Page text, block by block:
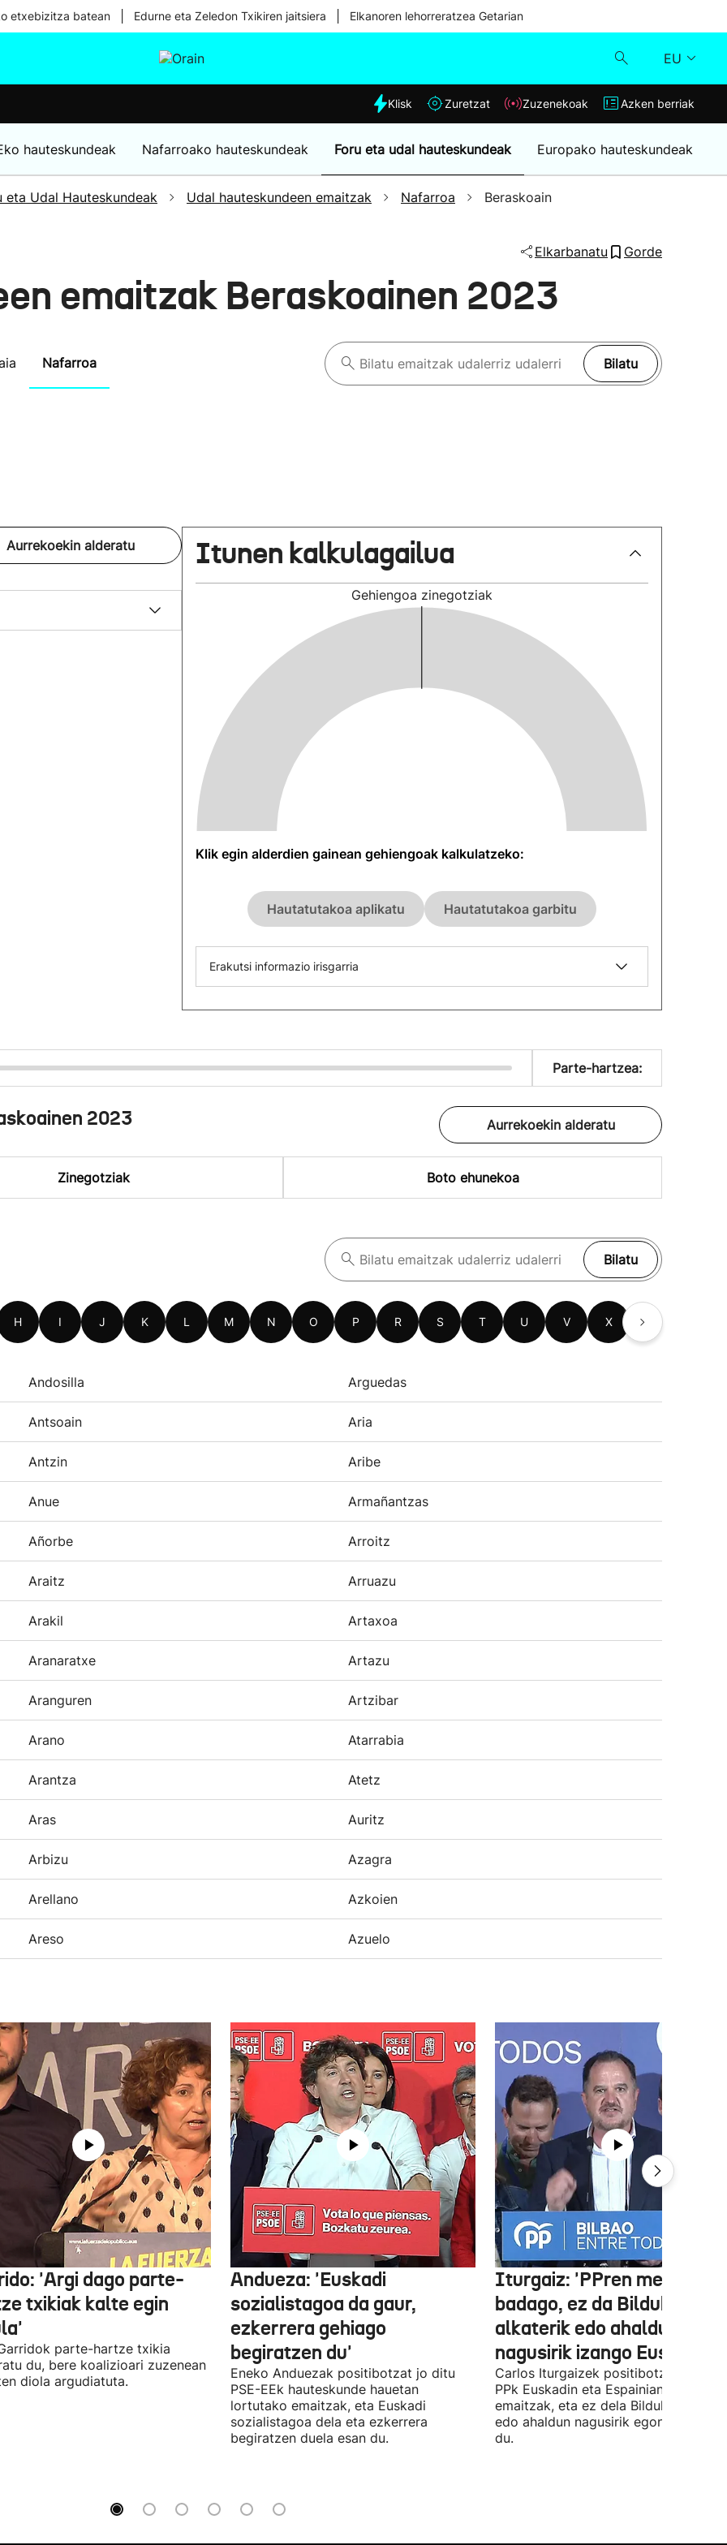
etxebizitza batean Edurne eta Zeledon Txikiren jaitsiera Elkanoren lehorreratzea Getarian
EU
Eguraldia
Klisk
Zuzenekoak
Azken berriak
Klisk Zuretzat Zuzenekoak Azken berriak
hauteskundeak Nafarroako hauteskundeak Foru eta udal hauteskundeak Europako hauteskundeak
eta Udal Hauteskundeak Udal hauteskundeen emaitzak Nafarroa Beraskoain
Elkarbanatu Gorde
emaitzak Beraskoainen 2023
Nafarroa Bilatu
Aurrekoekin alderatu Itunen kalkulagailua
Gehiengoa zinegotziak
Klik egin alderdien gainean gehiengoak kalkulatzeko:
Hautatutakoa aplikatu Hautatutakoa garbitu
Erakutsi informazio irisgarria
Parte-hartzea:
2023 Aurrekoekin alderatu
Zinegotziak Boto ehunekoa
Bilatu
H I J K L M N O P R S T U V X
Andosilla Arguedas
Antsoain Aria
Antzin Aribe
Anue Armañantzas
Añorbe Arroitz
Araitz Arruazu
Arakil Artaxoa
Aranaratxe Artazu
Aranguren Artzibar
Arano Atarrabia
Arantza Atetz
Aras Auritz
Arbizu Azagra
Arellano Azkoien
Areso Azuelo
'Argi dago parte-
txikiak kalte egin
parte-hartze txikia
du, bere koalizioari zuzenean
diola argudiatuta.
Andueza: 'Euskadi
sozialistagoa da gaur,
ezkerrera gehiago
begiratzen du'
Eneko Anduezak positibotzat jo ditu
PSE-EEk hauteskunde hauetan
lortutako emaitzak, eta Euskadi
sozialistagoa dela eta ezkerrera
begiratzen duela esan du.
Iturgaiz: 'PPren menpe
badago, ez da Bilduko
alkaterik edo ahaldun
nagusirik izango Euskadin'
Carlos Iturgaizek positibotzat jo ditu
PPk Euskadin eta Espainian lortutako
emaitzak, eta ez dela Bilduko
edo ahaldun nagusirik egongo
du.